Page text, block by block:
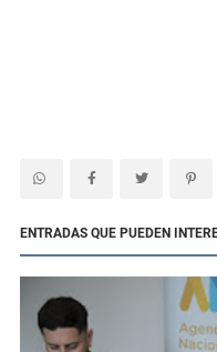
ENTRADAS QUE PUEDEN